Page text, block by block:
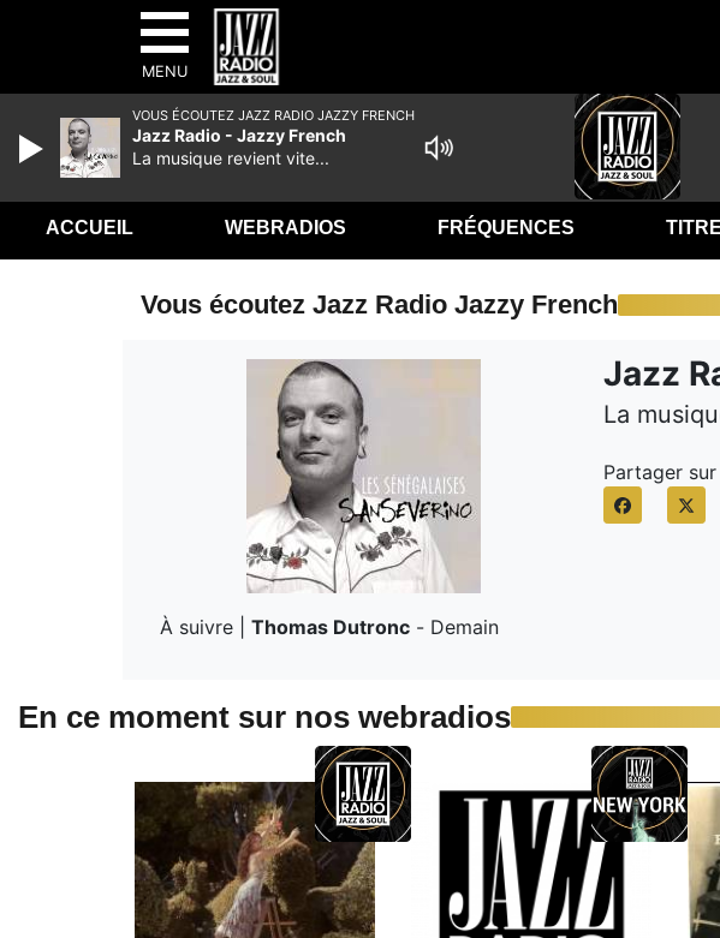
MENU
ACCUEIL WEBRADIOS FRÉQUENCES
Vous écoutez Jazz Radio Jazzy French
Jazz
La
Partager sur
À suivre | Thomas Dutronc - Demain
En ce moment sur nos webradios
VOUS ÉCOUTEZ JAZZ RADIO JAZZY FRENCH
Jazz Radio - Jazzy French
La musique revient vite...